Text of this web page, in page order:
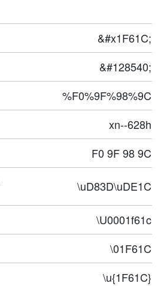
&#x1F61C;
&#128540;
%F0%9F%98%9C
xn--628h
F0 9F 98 9C
\uD83D\uDE1C
\U0001f61c
\01F61C
\u{1F61C}